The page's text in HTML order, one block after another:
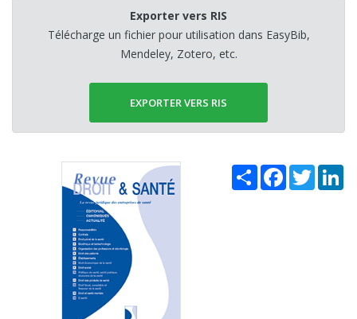
Exporter vers RIS
Télécharge un fichier pour utilisation dans EasyBib,
Mendeley, Zotero, etc.
EXPORTER VERS RIS
Share Facebook
Twitter